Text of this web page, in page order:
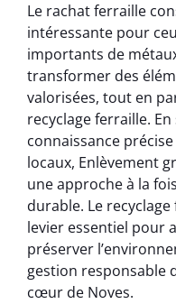
Le rachat ferraille
intéressante pour
importants de
transformer des
valorisées, tout en
recyclage ferraille.
connaissance
locaux, Enlèvement
une approche à la
durable. Le
levier essentiel pour
préserver
gestion responsable
cœur de Noves.